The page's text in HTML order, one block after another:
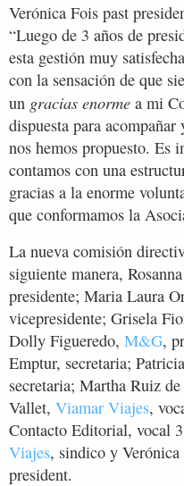
Verónica Fois past
“Luego de 3 años de
esta gestión muy
con la sensación de que
un gracias enorme a mi
dispuesta para
nos hemos propuesto. Es
contamos con una
gracias a la enorme
que conformamos la
La nueva comisión
siguiente manera,
presidente; Maria Laura
vicepresidente; Grisela
Dolly Figueredo, M&G,
Emptur, secretaria;
secretaria; Martha Ruiz de
Vallet, Viamar Viajes,
Contacto Editorial, vocal
Viajes, sindico y Verónica
president.